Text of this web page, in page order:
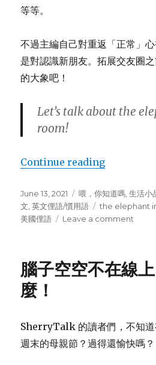
等等。
不過主編自己對重返「正常」
是對認識新朋友。拓展交友圈
的大象吧！
Let’s talk about the
room!
Continue reading
Posted
on
June 13, 2021 Categories
喂，你知道嗎 ,生活小
文 ,英文俚語/慣用語 Tags
the elephant
美國俚語
Leave a comment
題，
間
裡
腦子空空不在線
麼！
SherryTalk 的讀者們，不知道
週末的母親節？過得還愉快嗎？